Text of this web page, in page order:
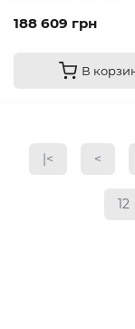
188 609 грн
В
|< <
12